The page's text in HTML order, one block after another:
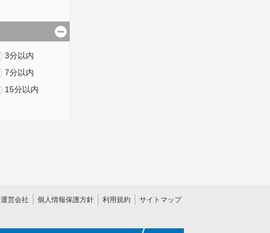
3分以内
7分以内
15分以内
運営会社 個人情報保護方針 利用規約 サイトマップ